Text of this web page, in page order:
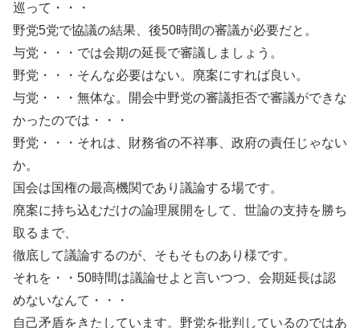
巡って・・・
野党5党で協議の結果、後50時間の審議が必要だと。
与党・・・では会期の延長で審議しましょう。
野党・・・そんな必要はない。廃案にすれば良い。
与党・・・無体な。開会中野党の審議拒否で審議ができな
かったのでは・・・
野党・・・それは、財務省の不祥事、政府の責任じゃない
か。
国会は国権の最高機関であり議論する場です。
廃案に持ち込むだけの論理展開をして、世論の支持を勝ち
取るまで、
徹底して議論するのが、そもそものあり様です。
それを・・50時間は議論せよと言いつつ、会期延長は認
めないなんて・・・
自己矛盾をきたしています。野党を批判しているのではあ